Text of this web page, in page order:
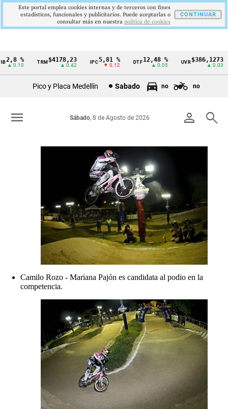
Cintillo
Colombia
% $4178,23
▲ 0.42
5,81 %
▼ 0.12
12,48 %
▲ 0.05
$386,1273
▲ 0.03
Pico y Placa Medellín Sabado no no
person search
Sábado, 8 de Agosto de 2026
menu
Camilo Rozo - Mariana Pajón es candidata al podio en la
competencia.
Este portal emplea cookies internas y de terceros con fines
estadísticos, funcionales y publicitarios. Puede aceptarlas o
consultar más en nuestra politica de cookies
CONTINUAR